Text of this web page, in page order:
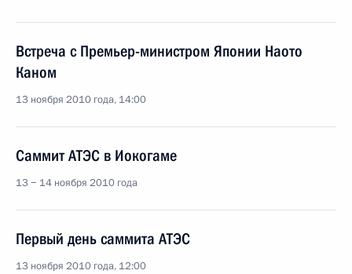
Встреча с Премьер-министром Японии Наото
Каном
13 ноября 2010 года, 14:00
Саммит АТЭС в Иокогаме
13 − 14 ноября 2010 года
Первый день саммита АТЭС
13 ноября 2010 года, 12:00